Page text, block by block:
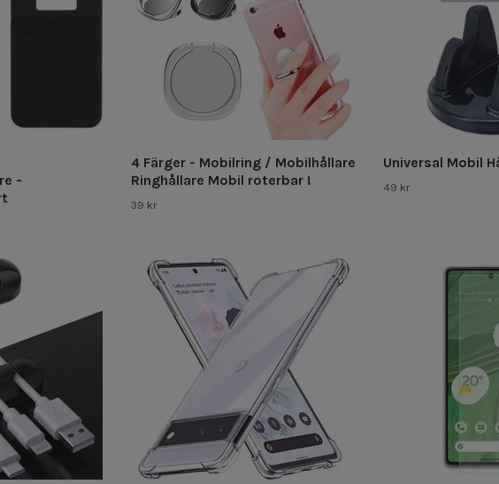
-
4 Färger - Mobilring / Mobilhållare
Ringhållare Mobil roterbar !
39 kr
Universal Mobil
49 kr